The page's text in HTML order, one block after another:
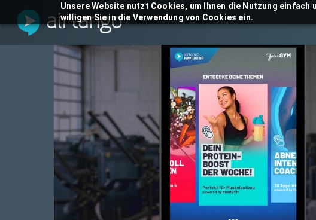
Unsere Website nutzt Cookies, um Ihnen die Nutzung
willigen Sie in die Verwendung von Cookies ein.
content